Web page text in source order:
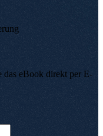
das eBook direkt per E-